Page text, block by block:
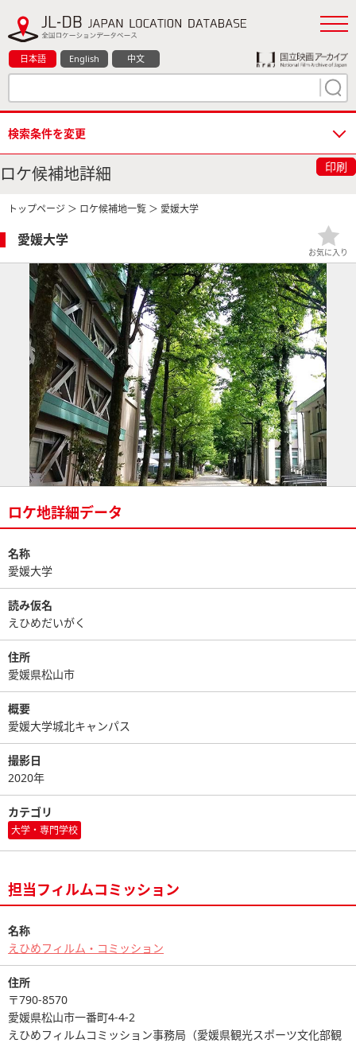
日本語 English 中文
検索条件を変更
ロケ候補地詳細 印刷
トップページ ＞ ロケ候補地一覧 ＞ 愛媛大学
愛媛大学
お気に入り
ロケ地詳細データ
名称
愛媛大学
読み仮名
えひめだいがく
住所
愛媛県松山市
概要
愛媛大学城北キャンパス
撮影日
2020年
カテゴリ
大学・専門学校
担当フィルムコミッション
名称
えひめフィルム・コミッション
住所
〒790-8570
愛媛県松山市一番町4-4-2
えひめフィルムコミッション事務局（愛媛県観光スポーツ文化部観